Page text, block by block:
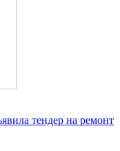
тендер на ремонт